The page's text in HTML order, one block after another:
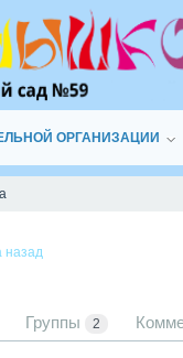
ОРГАНИЗАЦИИ
назад
Группы 2